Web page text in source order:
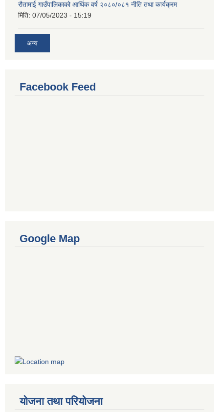
रौतामाई गाउँपालिकाको आर्थिक वर्ष २०८०/०८१ नीति तथा कार्यक्रम
मिति: 07/05/2023 - 15:19
अन्य
Facebook Feed
Google Map
योजना तथा परियोजना